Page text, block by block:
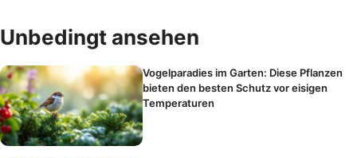
Unbedingt ansehen
Vogelparadies im Garten: Diese Pflanzen
bieten den besten Schutz vor eisigen
Temperaturen